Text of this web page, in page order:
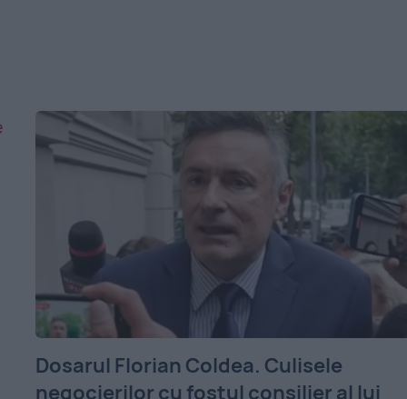
Dosarul Florian Coldea. Culisele
negocierilor cu fostul consilier al lui